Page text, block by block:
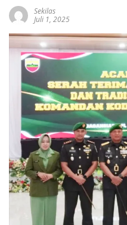
Sekilas
Juli 1, 2025